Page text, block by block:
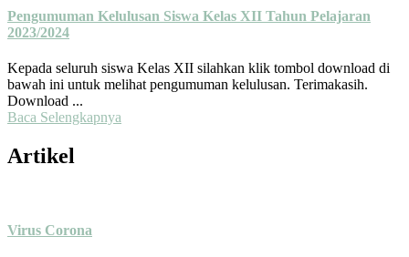
Pengumuman Kelulusan Siswa Kelas XII Tahun Pelajaran
2023/2024
Kepada seluruh siswa Kelas XII silahkan klik tombol download di
bawah ini untuk melihat pengumuman kelulusan. Terimakasih.
Download ...
Baca Selengkapnya
Artikel
Virus Corona